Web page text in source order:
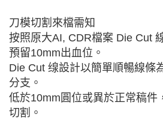
刀模切割來檔需知
按照原大AI, CDR檔案 Die Cut
預留10mm出血位。
Die Cut 缐設計以簡單順暢線條
分支。
低於10mm圓位或異於正常稿件
切割。